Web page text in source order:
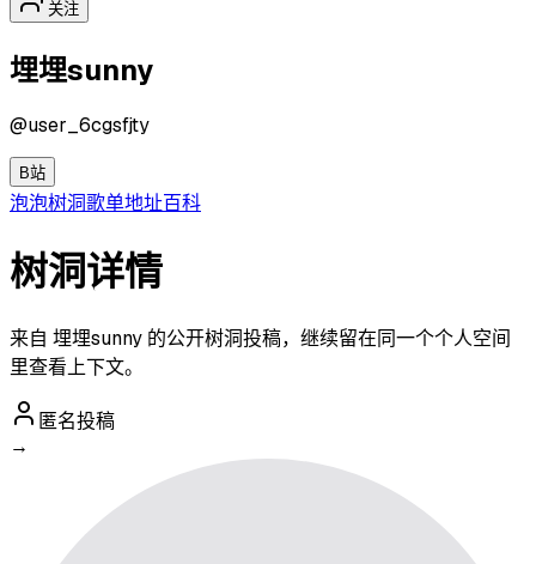
关注
埋埋sunny
@user_6cgsfjty
B站
泡泡树洞歌单地址百科
树洞详情
来自 埋埋sunny 的公开树洞投稿，继续留在同一个个人空间
里查看上下文。
匿名投稿
→